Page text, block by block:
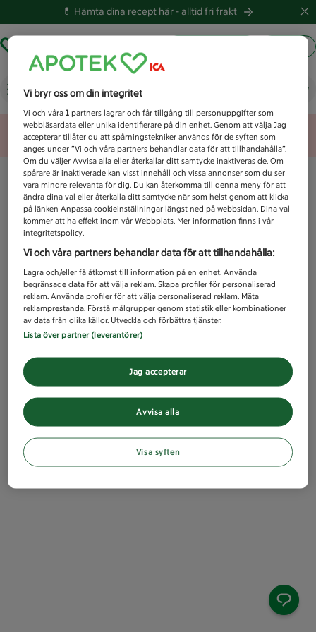
💊 Hämta dina recept här -alltid fri frakt
Vad letar du efter idag?
Unknown error
Vi bryr oss om din integritet
Vi och våra1 partners lagrar och får tillgång till personuppgifter som
webbläsardata eller unika identifierare på din enhet. Genom att välja Jag
accepterar tillåter du att spårningstekniker används för de syften som
anges under ”Vi och våra partners behandlar data för att tillhandahålla”.
Om du väljer Avvisa alla eller återkallar ditt samtycke inaktiveras de. Om
spårare är inaktiverade kan visst innehåll och vissa annonser som du ser
vara mindre relevanta för dig. Du kan återkomma till denna meny för att
ändra dina val eller återkalla ditt samtycke när som helst genom att klicka
på länken Anpassa cookieinställningar längst ned på webbsidan. Dina val
kommer att ha effekt inom vår Webbplats. Mer information finns i vår
integritetspolicy.
Vi och våra partners behandlar data för att tillhandahålla:
Lagra och/eller få åtkomst till information på en enhet. Använda
begränsade data för att välja reklam. Skapa profiler för personaliserad
reklam. Använda profiler för att välja personaliserad reklam. Mäta
reklamprestanda. Förstå målgrupper genom statistik eller kombinationer
av data från olika källor. Utveckla och förbättra tjänster.
Lista över partner (leverantörer)
Avvisa alla
Jag accepterar
Visa syften